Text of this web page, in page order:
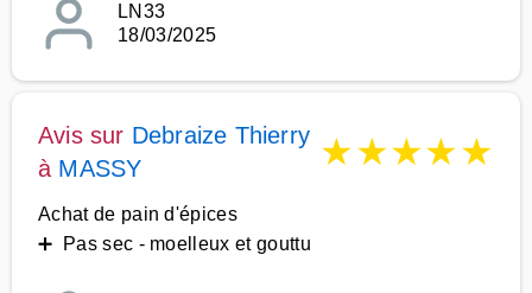
LN33
18/03/2025
Avis sur Debraize Thierry
à MASSY ★★★★★
Achat de pain d'épices
➕ Pas sec - moelleux et gouttu